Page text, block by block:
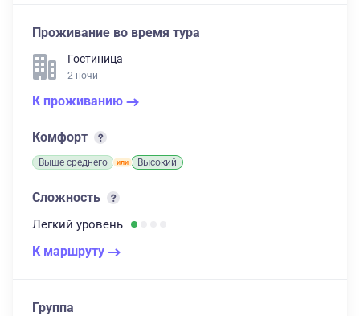
Проживание во время тура
Гостиница
2 ночи
К проживанию
Комфорт
Выше среднего Высокий
Сложность
Легкий уровень
К маршруту
Группа